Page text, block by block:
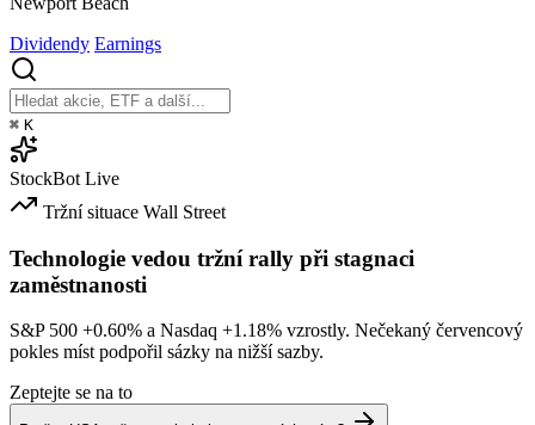
Dividendy Earnings
⌘ K
StockBot Live
Tržní situace Wall Street
Technologie vedou tržní rally při stagnaci
zaměstnanosti
S&P 500 +0.60% a Nasdaq +1.18% vzrostly. Nečekaný červencový
pokles míst podpořil sázky na nižší sazby.
Zeptejte se na to